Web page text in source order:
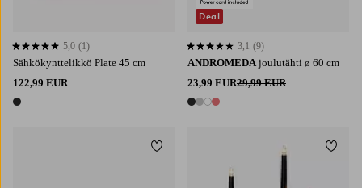
Sähkökynttelikkö Plate 45 cm
122,99 EUR
1 väri
5,0 perustuen 1 arvosanaan
5,0 (1)
ANDROMEDA joulutähti ø 60 cm
23,99 EUR29,99 EUR
4 värejä
3,1 perustuen 9 arvosanaan
3,1 (9)
Deal
Lisää suosikkeihin Lisää